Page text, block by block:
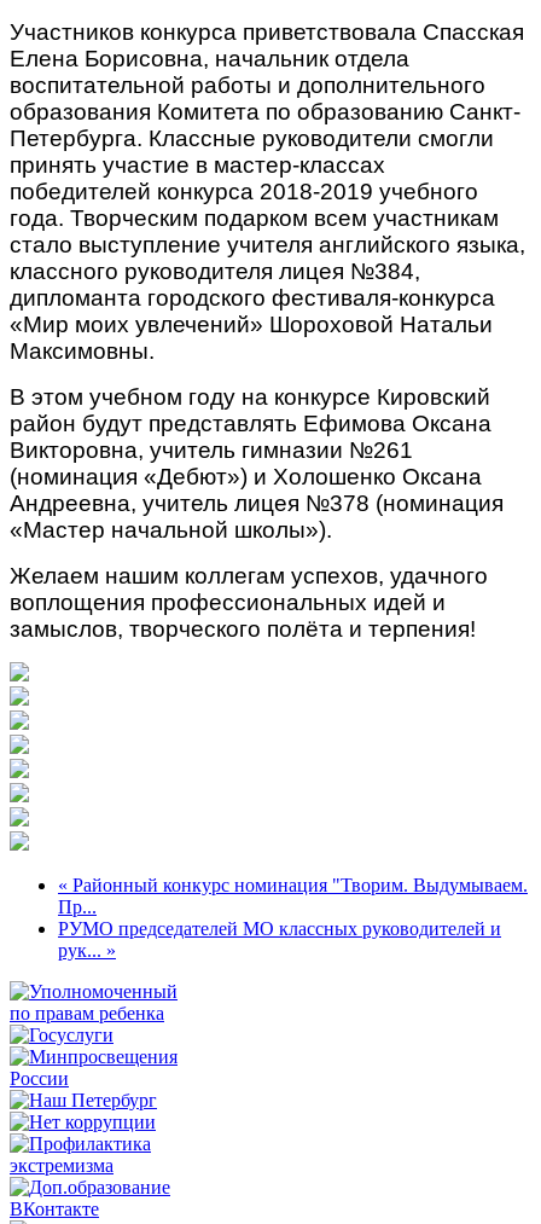
Участников конкурса приветствовала Спасская
Елена Борисовна, начальник отдела
воспитательной работы и дополнительного
образования Комитета по образованию Санкт-
Петербурга. Классные руководители смогли
принять участие в мастер-классах
победителей конкурса 2018-2019 учебного
года. Творческим подарком всем участникам
стало выступление учителя английского языка,
классного руководителя лицея №384,
дипломанта городского фестиваля-конкурса
«Мир моих увлечений» Шороховой Натальи
Максимовны.
В этом учебном году на конкурсе Кировский
район будут представлять Ефимова Оксана
Викторовна, учитель гимназии №261
(номинация «Дебют») и Холошенко Оксана
Андреевна, учитель лицея №378 (номинация
«Мастер начальной школы»).
Желаем нашим коллегам успехов, удачного
воплощения профессиональных идей и
замыслов, творческого полёта и терпения!
« Районный конкурс номинация "Творим. Выдумываем.
Пр...
РУМО председателей МО классных руководителей и
рук... »